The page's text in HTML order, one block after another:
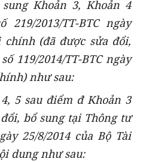
Khoản 3, Khoản 4
2013/TT-BTC ngày
chính (đã được sửa đổi,
119/2014/TT-BTC ngày
như sau:
5 sau điểm đ Khoản 3
bổ sung tại Thông tư
25/8/2014 của Bộ Tài
dung như sau: